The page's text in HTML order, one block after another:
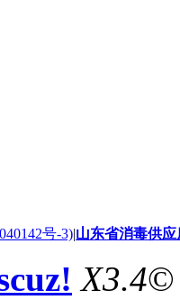
号-3)|山东省消毒供
X3.4©